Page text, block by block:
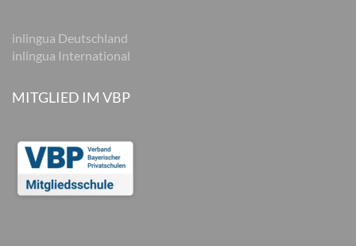
inlingua Deutschland
inlingua International
MITGLIED IM VBP